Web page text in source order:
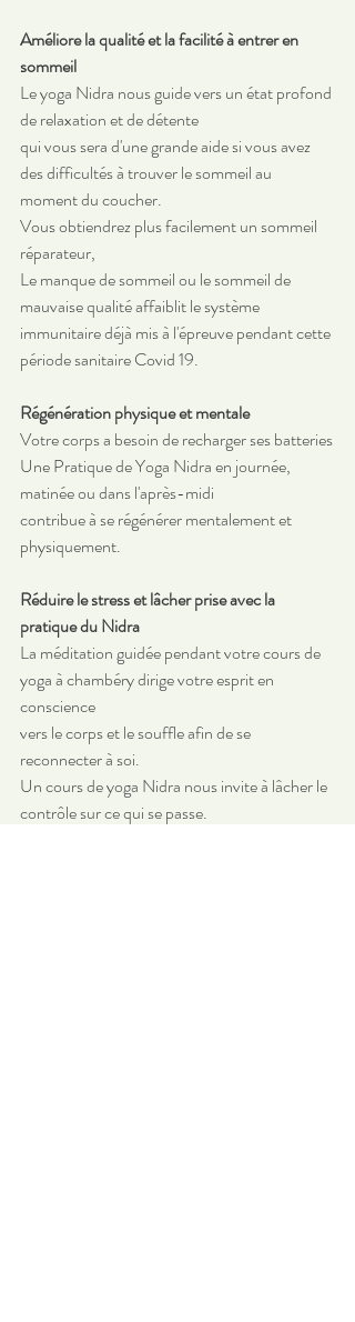
Améliore la qualité et la facilité à entrer en
sommeil
Le yoga Nidra nous guide vers un état profond
de relaxation et de détente
qui vous sera d'une grande aide si vous avez
des difficultés à trouver le sommeil au
moment du coucher.
Vous obtiendrez plus facilement un sommeil
réparateur,
Le manque de sommeil ou le sommeil de
mauvaise qualité affaiblit le système
immunitaire déjà mis à l'épreuve pendant cette
période sanitaire Covid 19.
Régénération physique et mentale
Votre corps a besoin de recharger ses batteries
Une Pratique de Yoga Nidra en journée,
matinée ou dans l'après-midi
contribue à se régénérer mentalement et
physiquement.
Réduire le stress et lâcher prise avec la
pratique du Nidra
La méditation guidée pendant votre cours de
yoga à chambéry dirige votre esprit en
conscience
vers le corps et le souffle afin de se
reconnecter à soi.
Un cours de yoga Nidra nous invite à lâcher le
contrôle sur ce qui se passe.